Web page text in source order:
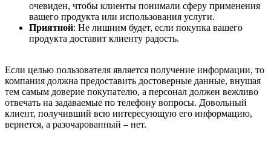
очевиден, чтобы клиенты понимали сферу применения
вашего продукта или использования услуги.
Приятной: Не лишним будет, если покупка вашего
продукта доставит клиенту радость.
Если целью пользователя является получение информации, то
компания должна предоставить достоверные данные, внушая
тем самым доверие покупателю, а персонал должен вежливо
отвечать на задаваемые по телефону вопросы. Довольный
клиент, получивший всю интересующую его информацию,
вернется, а разочарованный – нет.